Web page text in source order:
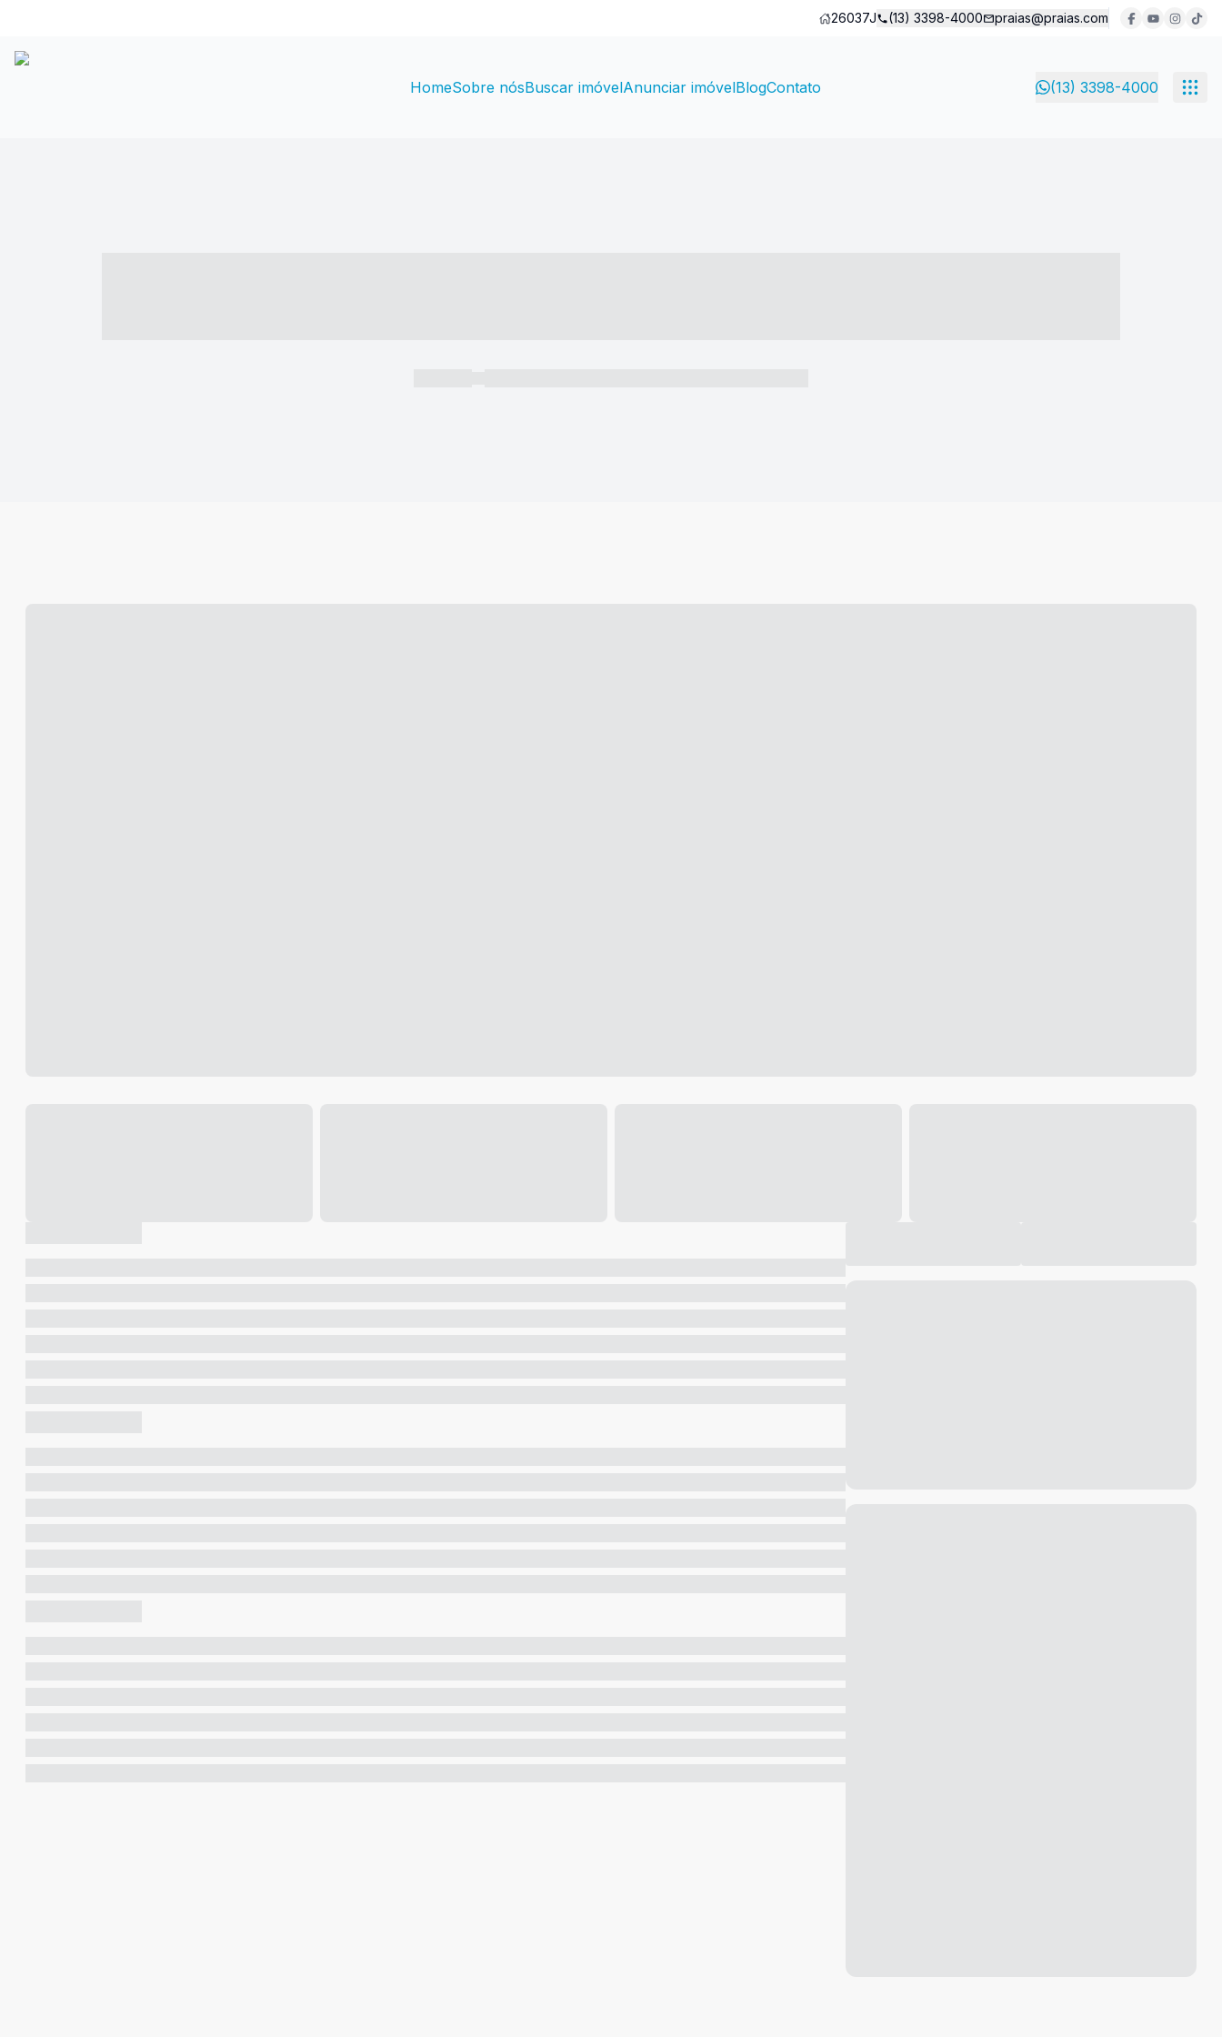
26037J (13) 3398-4000 praias@praias.com
HomeSobre nósBuscar imóvelAnunciar imóvelBlogContato (13) 3398-4000